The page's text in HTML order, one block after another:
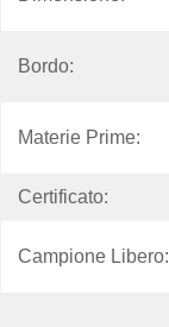
Bordo:
Materie Prime:
Certificato:
Campione Libero: